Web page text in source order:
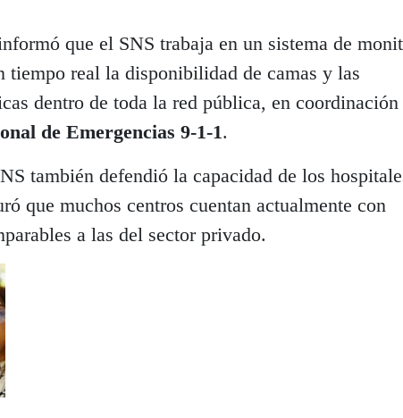
que el SNS trabaja en un sistema de
tiempo real la disponibilidad de camas y las
dentro de toda la red pública, en
de Emergencias 9-1-1.
también defendió la capacidad de los
que muchos centros cuentan actualmente con
a las del sector privado.